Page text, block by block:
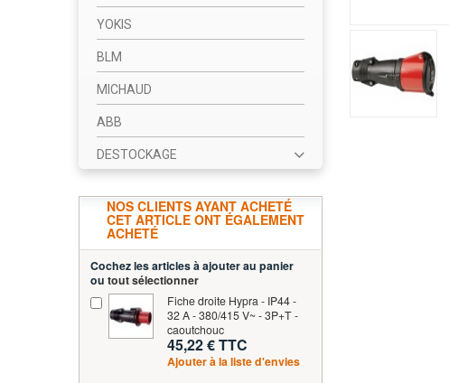
YOKIS
BLM
MICHAUD
ABB
DESTOCKAGE
NOS CLIENTS AYANT ACHETÉ
CET ARTICLE ONT ÉGALEMENT
ACHETÉ
Cochez les articles à ajouter au panier
ou tout sélectionner
Fiche droite Hypra - IP44 -
32 A - 380/415 V~ - 3P+T -
caoutchouc
45,22 € TTC
Ajouter à la liste d'envies